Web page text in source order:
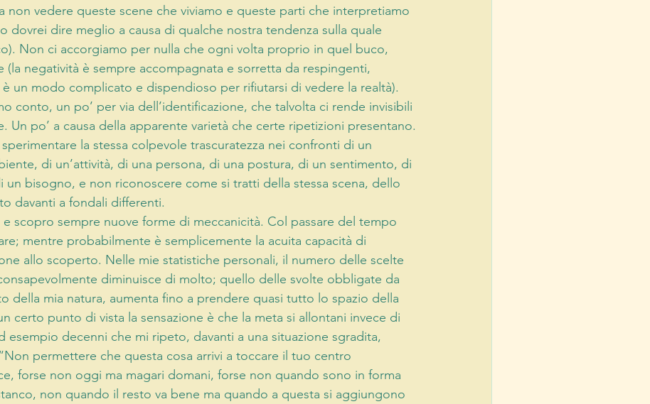
non vedere queste scene che viviamo e queste parti che interpretiamo
dovrei dire meglio a causa di qualche nostra tendenza sulla quale
Non ci accorgiamo per nulla che ogni volta proprio in quel buco,
(la negatività è sempre accompagnata e sorretta da respingenti,
un modo complicato e dispendioso per rifiutarsi di vedere la realtà).
conto, un po’ per via dell’identificazione, che talvolta ci rende invisibili
Un po’ a causa della apparente varietà che certe ripetizioni presentano.
la stessa colpevole trascuratezza nei confronti di un
di un’attività, di una persona, di una postura, di un sentimento, di
un bisogno, e non riconoscere come si tratti della stessa scena, dello
davanti a fondali differenti.
e scopro sempre nuove forme di meccanicità. Col passare del tempo
mentre probabilmente è semplicemente la acuita capacità di
allo scoperto. Nelle mie statistiche personali, il numero delle scelte
diminuisce di molto; quello delle svolte obbligate da
della mia natura, aumenta fino a prendere quasi tutto lo spazio della
certo punto di vista la sensazione è che la meta si allontani invece di
esempio decenni che mi ripeto, davanti a una situazione sgradita,
permettere che questa cosa arrivi a toccare il tuo centro
forse non oggi ma magari domani, forse non quando sono in forma
non quando il resto va bene ma quando a questa si aggiungono